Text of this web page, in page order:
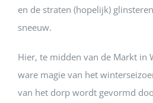
en de straten (hopelijk)
sneeuw.
Hier, te midden van de Markt in
ware magie van het
van het dorp wordt gevormd